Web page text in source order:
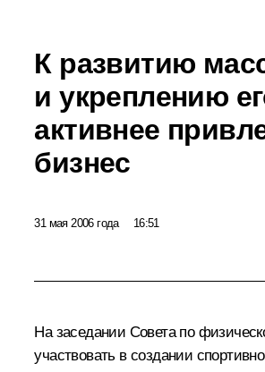
К развитию
и укреплению
активнее
бизнес
31 мая 2006 года 16:51
На заседании Совета по
участвовать в создании